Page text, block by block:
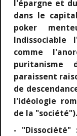
l'épargne et
dans le
poker
Indissociable
comme
paraissent
de
l'idéologie
de la "société").
-